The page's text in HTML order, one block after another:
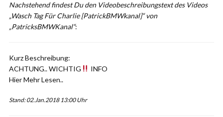
Nachstehend findest Du den Videobeschreibungstext des Videos
„Wasch Tag Für Charlie [PatrickBMWkanal]“ von
„PatricksBMWKanal“:
Kurz Beschreibung:
ACHTUNG.. WICHTIG
INFO
Hier Mehr Lesen..
Stand: 02.Jan.2018 13:00 Uhr